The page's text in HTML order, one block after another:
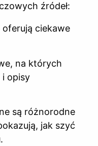
źródeł:
ciekawe
na których
i opisy
są różnorodne
jak szyć
.